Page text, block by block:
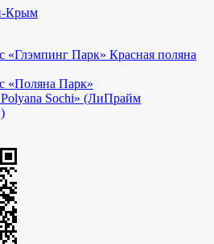
Крым
«Глэмпинг Парк» Красная поляна
«Поляна Парк»
Sochi» (ЛиПрайм